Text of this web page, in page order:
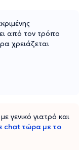
από τον τρόπο
χρειάζεται
γενικό γιατρό και
chat τώρα με το